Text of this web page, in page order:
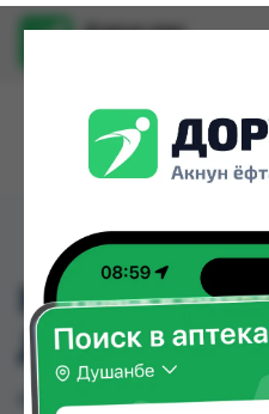
Доруи ман
ДЕТСКИЙ